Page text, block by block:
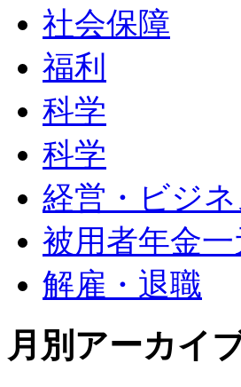
社会保障
福利
科学
科学
経営・ビジ
被用者年金
解雇・退職
月別アーカイ